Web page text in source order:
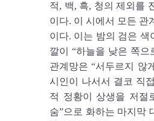
적, 백, 흑, 청의 제외를
이다. 이 시에서 모든 관
이다. 이는 밤의 검은 색
깔이 “하늘을 낮은 쪽
관계망은 “서두르지 않
시인이 나서서 결코 직
적 정황이 상생을 저절
숨”으로 화하는 마지막